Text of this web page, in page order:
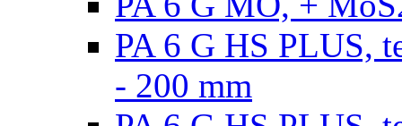
PA 6 G HS PLUS,
- 200 mm